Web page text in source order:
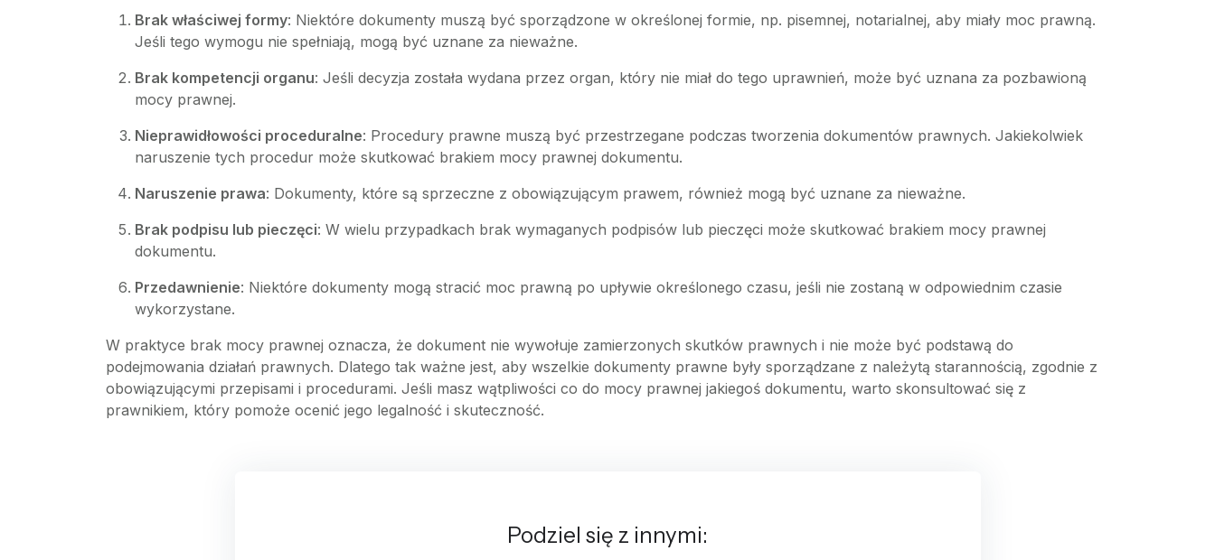
Brak właściwej formy: Niektóre dokumenty muszą być sporządzone w określonej formie, np. pisemnej, notarialnej, aby miały moc prawną.
Jeśli tego wymogu nie spełniają, mogą być uznane za nieważne.
Brak kompetencji organu: Jeśli decyzja została wydana przez organ, który nie miał do tego uprawnień, może być uznana za pozbawioną
mocy prawnej.
Nieprawidłowości proceduralne: Procedury prawne muszą być przestrzegane podczas tworzenia dokumentów prawnych. Jakiekolwiek
naruszenie tych procedur może skutkować brakiem mocy prawnej dokumentu.
Naruszenie prawa: Dokumenty, które są sprzeczne z obowiązującym prawem, również mogą być uznane za nieważne.
Brak podpisu lub pieczęci: W wielu przypadkach brak wymaganych podpisów lub pieczęci może skutkować brakiem mocy prawnej
dokumentu.
Przedawnienie: Niektóre dokumenty mogą stracić moc prawną po upływie określonego czasu, jeśli nie zostaną w odpowiednim czasie
wykorzystane.
W praktyce brak mocy prawnej oznacza, że dokument nie wywołuje zamierzonych skutków prawnych i nie może być podstawą do
podejmowania działań prawnych. Dlatego tak ważne jest, aby wszelkie dokumenty prawne były sporządzane z należytą starannością, zgodnie z
obowiązującymi przepisami i procedurami. Jeśli masz wątpliwości co do mocy prawnej jakiegoś dokumentu, warto skonsultować się z
prawnikiem, który pomoże ocenić jego legalność i skuteczność.
Podziel się z innymi: